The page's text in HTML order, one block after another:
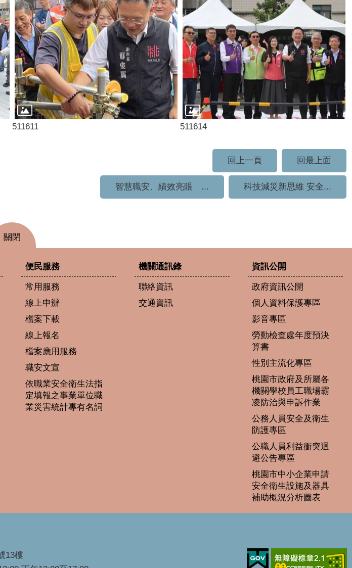
511611
511614
回上一頁
回最上面
智慧職安、績效亮眼 ... 科技減災新思維 安全...
關閉
便民服務
常用服務
線上申辦
檔案下載
線上報名
檔案應用服務
職安文宣
依職業安全衛生法指
定填報之事業單位職
業災害統計專有名詞
機關通訊錄
聯絡資訊
交通資訊
資訊公開
政府資訊公開
個人資料保護專區
影音專區
勞動檢查處年度預決
算書
性別主流化專區
桃園市政府及所屬各
機關學校員工職場霸
凌防治與申訴作業
公務人員安全及衛生
防護專區
公職人員利益衝突迴
避公告專區
桃園市中小企業申請
安全衛生設施及器具
補助概況分析圖表
13樓